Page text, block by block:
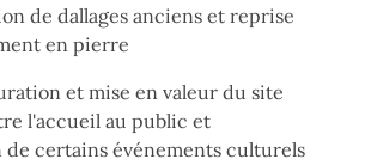
de dallages anciens et reprise
en pierre
et mise en valeur du site
l'accueil au public et
de certains événements culturels